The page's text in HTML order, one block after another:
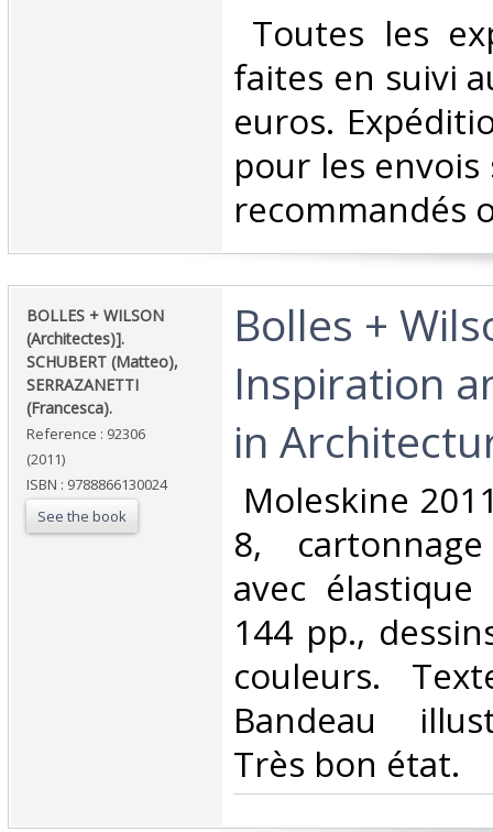
Toutes les
faites en suivi
euros.
pour les envois
recommandés
‎BOLLES + WILSON
(Architectes)].
SCHUBERT (Matteo),
SERRAZANETTI
(Francesca).‎
Reference : 92306
(2011)
ISBN : 9788866130024
See the book
‎Bolles +
Inspiration
in
Moleskine
8,
avec
144 pp.,
couleurs.
Bandeau
Très bon état.‎